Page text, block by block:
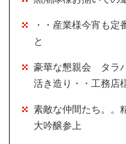
・・産業様今宵も定
と
豪華な懇親会 タラ
活き造り・・工務店
素敵な仲間たち。
大吟醸参上